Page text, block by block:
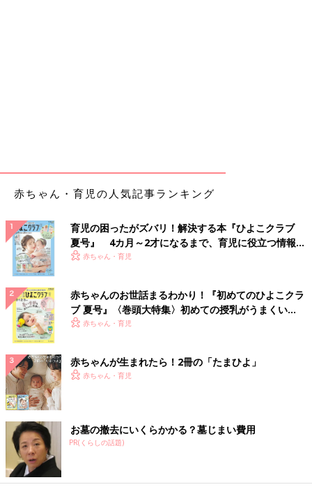
出典：Instagramアカウント「23.s_____」
23.s_____さんは、サテンジャージーT（1,990円→990円）と、ワ
赤ちゃん・育児の人気記事ランキング
育児の困ったがズバリ！解決する本『ひよこクラブ
夏号』 4カ月～2才になるまで、育児に役立つ情報が
いっぱい！
赤ちゃん・育児
赤ちゃんのお世話まるわかり！『初めてのひよこクラ
ブ 夏号』〈巻頭大特集〉初めての授乳がうまくい
く！ おっぱい・ミルクの基本と夏のトラブル 解決テ
赤ちゃん・育児
赤ちゃんが生まれたら！2冊の「たまひよ」
赤ちゃん・育児
お墓の撤去にいくらかかる？墓じまい費用
PR(くらしの話題)